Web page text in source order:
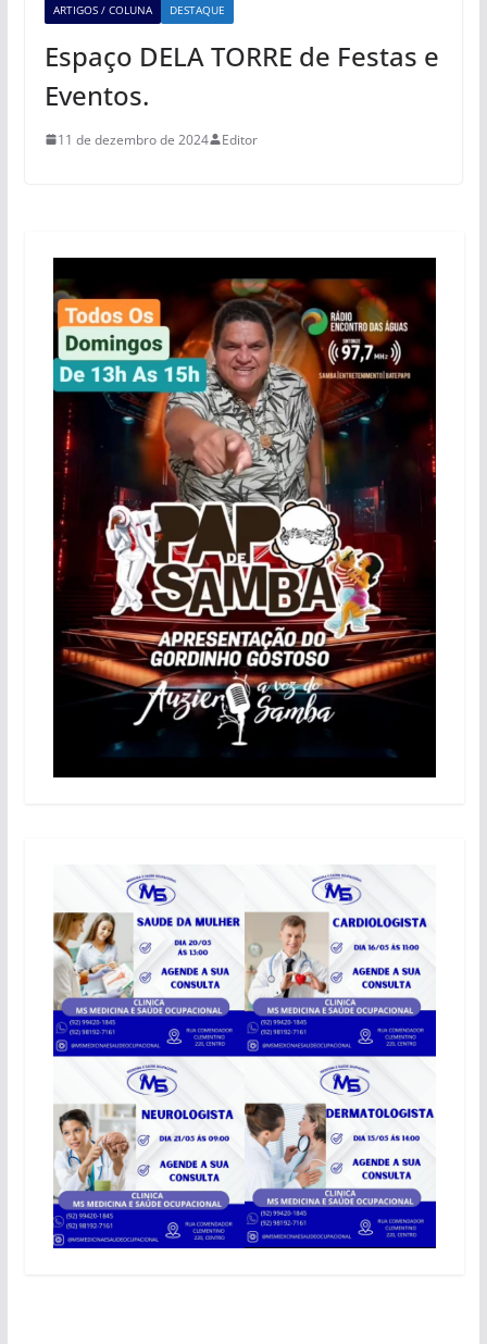
ARTIGOS / COLUNA DESTAQUE
Espaço DELA TORRE de Festas e
Eventos.
11 de dezembro de 2024 Editor